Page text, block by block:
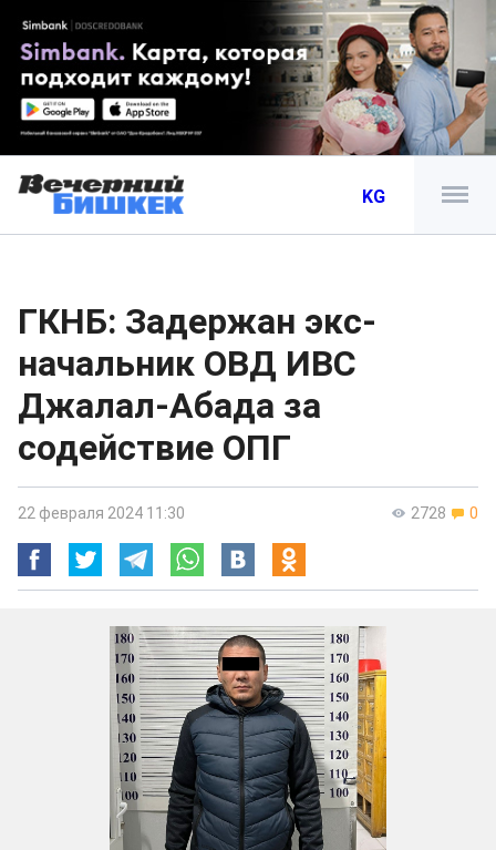
KG
ГКНБ: Задержан экс-
начальник ОВД ИВС
Джалал-Абада за
содействие ОПГ
2728 0
22 февраля 2024 11:30